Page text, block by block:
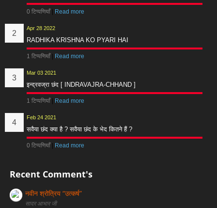
0 टिप्पणियाँ Read more
Apr 28 2022
RADHIKA KRISHNA KO PYARI HAI
1 टिप्पणियाँ Read more
Mar 03 2021
इन्द्रवज्रा छंद [ INDRAVAJRA-CHHAND ]
1 टिप्पणियाँ| Read more
Feb 24 2021
सवैया छंद क्या है ? सवैया छंद के भेद कितने हैं ?
0 टिप्पणियाँ Read more
Recent Comment's
नवीन श्रोत्रिय “उत्कर्ष”
सादर आभार जी